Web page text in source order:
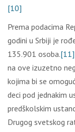
[10]
Prema podacima
godini u Srbiji je
135.901 osoba.[11]
na ove izuzetno
kojima bi se
deci pod jednakim
predškolskim
Drugog svetskog